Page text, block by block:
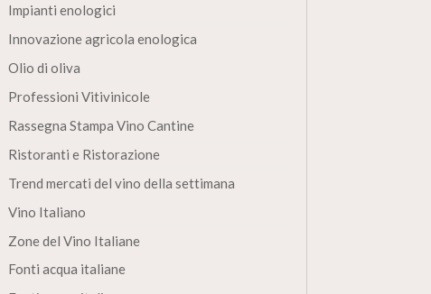
Impianti enologici
Innovazione agricola enologica
Olio di oliva
Professioni Vitivinicole
Rassegna Stampa Vino Cantine
Ristoranti e Ristorazione
Trend mercati del vino della settimana
Vino Italiano
Zone del Vino Italiane
Fonti acqua italiane